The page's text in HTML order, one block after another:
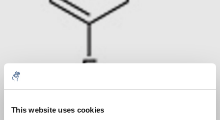
This website uses cookiesorder